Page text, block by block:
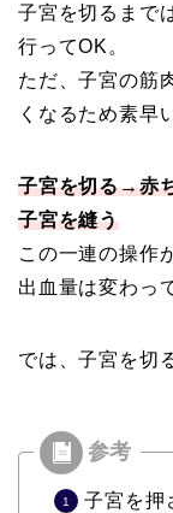
子宮を切るまで
行ってOK。
ただ、子宮の筋
くなるため素早
子宮を切る→赤
子宮を縫う
この一連の操作
出血量は変わっ
では、子宮を切
子宮を押